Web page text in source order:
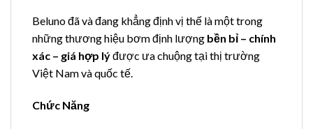
Beluno đã và đang khẳng định vị thế là một trong
những thương hiệu bơm định lượng bền bỉ – chính
xác – giá hợp lýđược ưa chuộng tại thị trường
Việt Nam và quốc tế.
Chức Năng